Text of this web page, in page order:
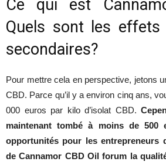
Ce qui est
Quels sont les
secondaires?
Pour mettre cela en perspective, jetons
CBD. Parce qu’il y a environ cinq ans,
000 euros par kilo d’isolat CBD.
maintenant tombé à moins de 500
opportunités pour les entrepreneurs
de Cannamor CBD Oil forum la